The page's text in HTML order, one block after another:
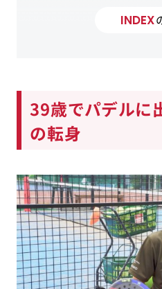
INDEX
39歳でパデルに
の転身